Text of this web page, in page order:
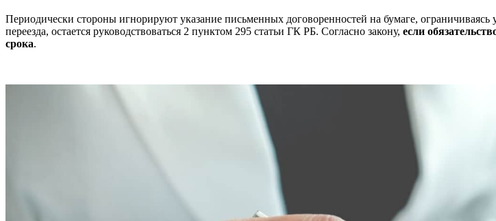
Периодически стороны игнорируют указание письменных договоренностей на бумаге,
переезда, остается руководствоваться 2 пунктом 295 статьи ГК РБ. Согласно закону, если
срока.